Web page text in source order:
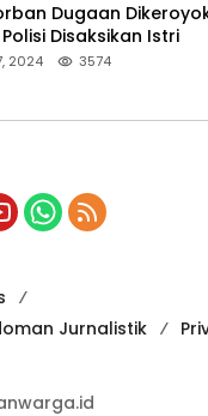
Dugaan
Disaksikan Istri
2024 3574
Jurnalistik